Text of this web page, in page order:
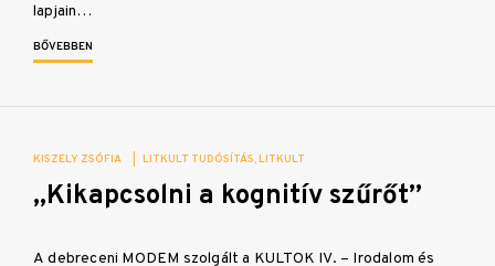
lapjain…
BŐVEBBEN
KISZELY ZSÓFIA LITKULT TUDÓSÍTÁS LITKULT
„Kikapcsolni a kognitív szűrőt”
A debreceni MODEM szolgált a KULTOK IV. – Irodalom és